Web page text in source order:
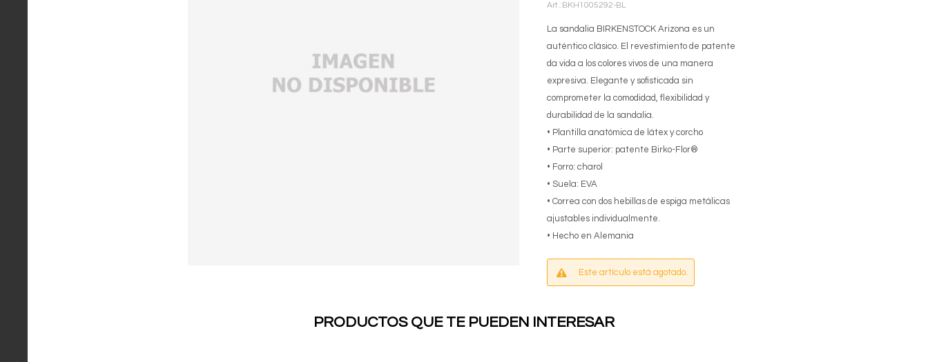
BKH1005292-BL
La sandalia BIRKENSTOCK Arizona es un
auténtico clásico. El revestimiento de patente
da vida a los colores vivos de una manera
expresiva. Elegante y sofisticada sin
comprometer la comodidad, flexibilidad y
durabilidad de la sandalia.
• Plantilla anatómica de látex y corcho
• Parte superior: patente Birko-Flor®
• Forro: charol
• Suela: EVA
• Correa con dos hebillas de espiga metálicas
ajustables individualmente.
• Hecho en Alemania
Este artículo está agotado.
PRODUCTOS QUE TE PUEDEN INTERESAR